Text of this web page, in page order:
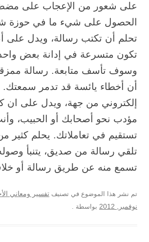
على شعور من الإعجاب على
الحصول على شيء ما في حوزة
تحلم أن تكتب رسالة، ويدل
تكون متسرعة في إدانة بعض واحد
وسوف تأسف متابعة. رسالة
أن أخطاء يائسة قد تدمر سمعتك.
إلكتروني من جهة، ويدل على ان
مؤدب نحو أصحابك أو الحبيب،
تستقيم في تعاملاتك. يحلم كثير
تلقي رسالة من صديق، يتنبأ
تسمع منه عن طريق رسالة أو
تم نشر هذا الموضوع في تصنيف تفسير ومعاني
نوفمبر, 2012
بواسطة .